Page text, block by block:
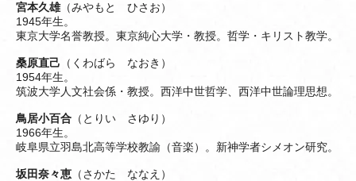
宮本久雄（みやもと ひさお）
1945年生。
東京大学名誉教授。東京純心大学・教授。哲学・キリスト教学。
桑原直己 （くわばら なおき）
1954年生。
筑波大学人文社会係・教授。西洋中世哲学、西洋中世論理思想。
鳥居小百合 （とりい さゆり）
1966年生。
岐阜県立羽島北高等学校教諭（音楽）。新神学者シメオン研究。
坂田奈々恵 （さかた ななえ）